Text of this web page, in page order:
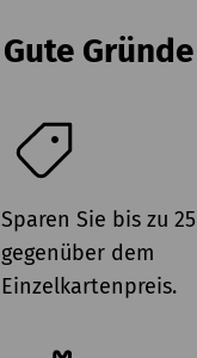
Gute
Sparen Sie bis zu
gegenüber dem
Einzelkartenpreis.